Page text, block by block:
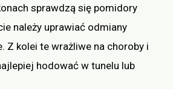
sprawdzą się pomidory
należy uprawiać odmiany
Z kolei te wrażliwe na choroby i
hodować w tunelu lub